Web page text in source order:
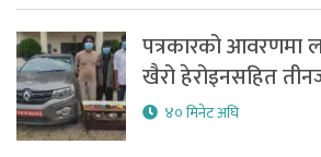
पत्रकारको आवरणमा
खैरो हेरोइनसहित
४० मिनेट अघि